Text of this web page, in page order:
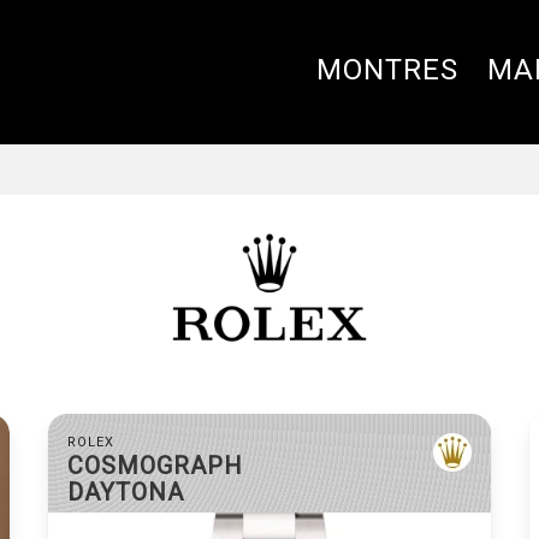
MONTRES
ROLEX
DATEJUST
ROLEX
COSMOGRAPH
DAYTONA